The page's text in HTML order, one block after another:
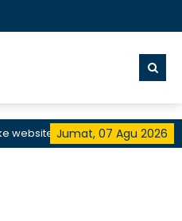
Jumat, 07 Agu 2026
resmi SMKN 1 Sumenep,